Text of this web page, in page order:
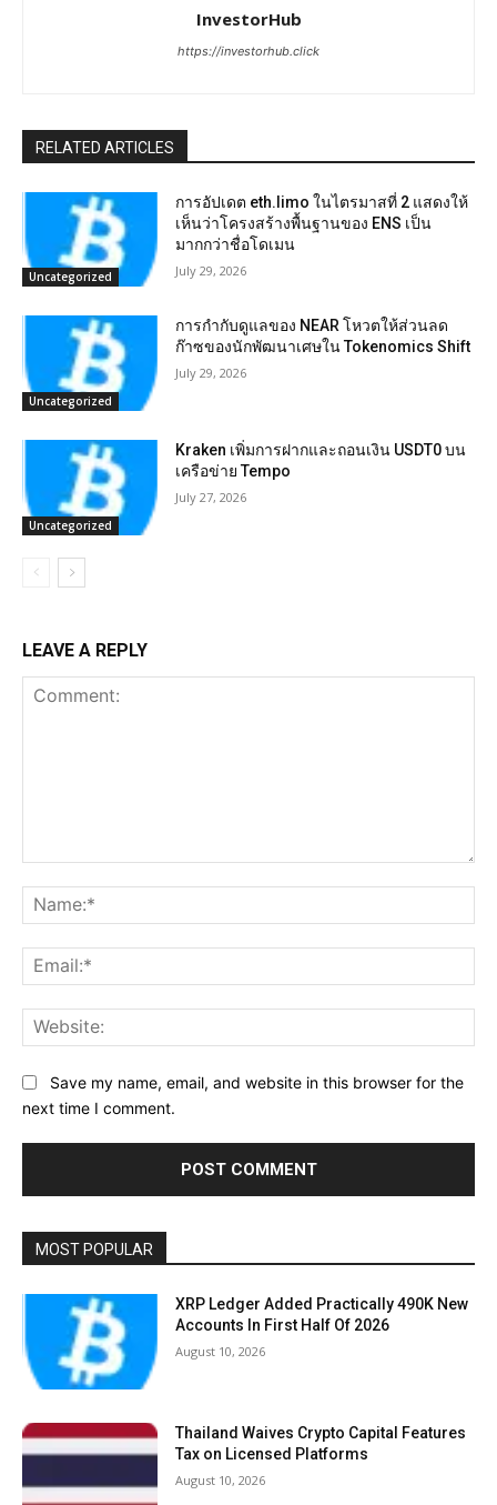
InvestorHub
https://investorhub.click
RELATED ARTICLES
Uncategorized
การอัปเดต eth.limo ในไตรมาสที่ 2 แสดงให้
เห็นว่าโครงสร้างพื้นฐานของ ENS เป็น
มากกว่าชื่อโดเมน
July 29, 2026
Uncategorized
การกำกับดูแลของ NEAR โหวตให้ส่วนลด
ก๊าซของนักพัฒนาเศษใน Tokenomics Shift
July 29, 2026
Uncategorized
Kraken เพิ่มการฝากและถอนเงิน USDT0 บน
เครือข่าย Tempo
July 27, 2026
LEAVE A REPLY
Save my name, email, and website in this browser for the
next time I comment.
MOST POPULAR
XRP Ledger Added Practically 490K New
Accounts In First Half Of 2026
August 10, 2026
Thailand Waives Crypto Capital Features
Tax on Licensed Platforms
August 10, 2026